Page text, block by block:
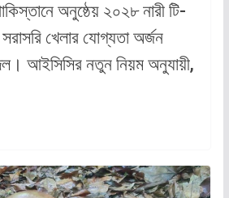
অনুষ্ঠেয় ২০২৮ নারী টি-
সরাসরি খেলার যোগ্যতা অর্জন
আইসিসির নতুন নিয়ম অনুযায়ী,